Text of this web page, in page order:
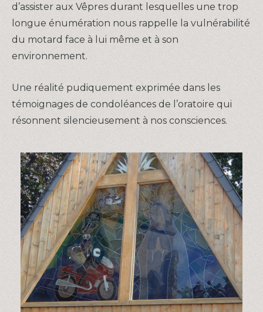
d’assister aux Vêpres durant lesquelles une trop
longue énumération nous rappelle la vulnérabilité
du motard face à lui même et à son
environnement.
Une réalité pudiquement exprimée dans les
témoignages de condoléances de l’oratoire qui
résonnent silencieusement à nos consciences.